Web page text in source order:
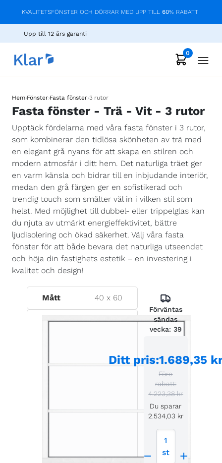
KVALITETSFÖNSTER OCH DÖRRAR MED UPP TILL 60% RABATT
Upp till 12 års garanti
0
Hem›Fönster›Fasta fönster›3 rutor
Fasta fönster - Trä - Vit - 3 rutor
Upptäck fördelarna med våra fasta fönster i 3 rutor,
som kombinerar den tidlösa skönheten av trä med
en elegant grå nyans för att skapa en stilren och
modern atmosfär i ditt hem. Det naturliga träet ger
en varm känsla och bidrar till en inbjudande interiör,
medan den grå färgen ger en sofistikerad och
trendig touch som smälter väl in i vilken stil som
helst. Med möjlighet till dubbel- eller trippelglas kan
du njuta av utmärkt energieffektivitet, bättre
ljudisolering och ökad säkerhet. Välj våra fasta
fönster för att både bevara det naturliga utseendet
och höja din fastighets estetik – en investering i
kvalitet och design!
Mått 40 x 60
Förväntas
sändas
vecka: 39
Ditt pris:1.689,35
Före
rabatt:
4.223,38 kr
Du sparar
2.534,03 kr
1
st